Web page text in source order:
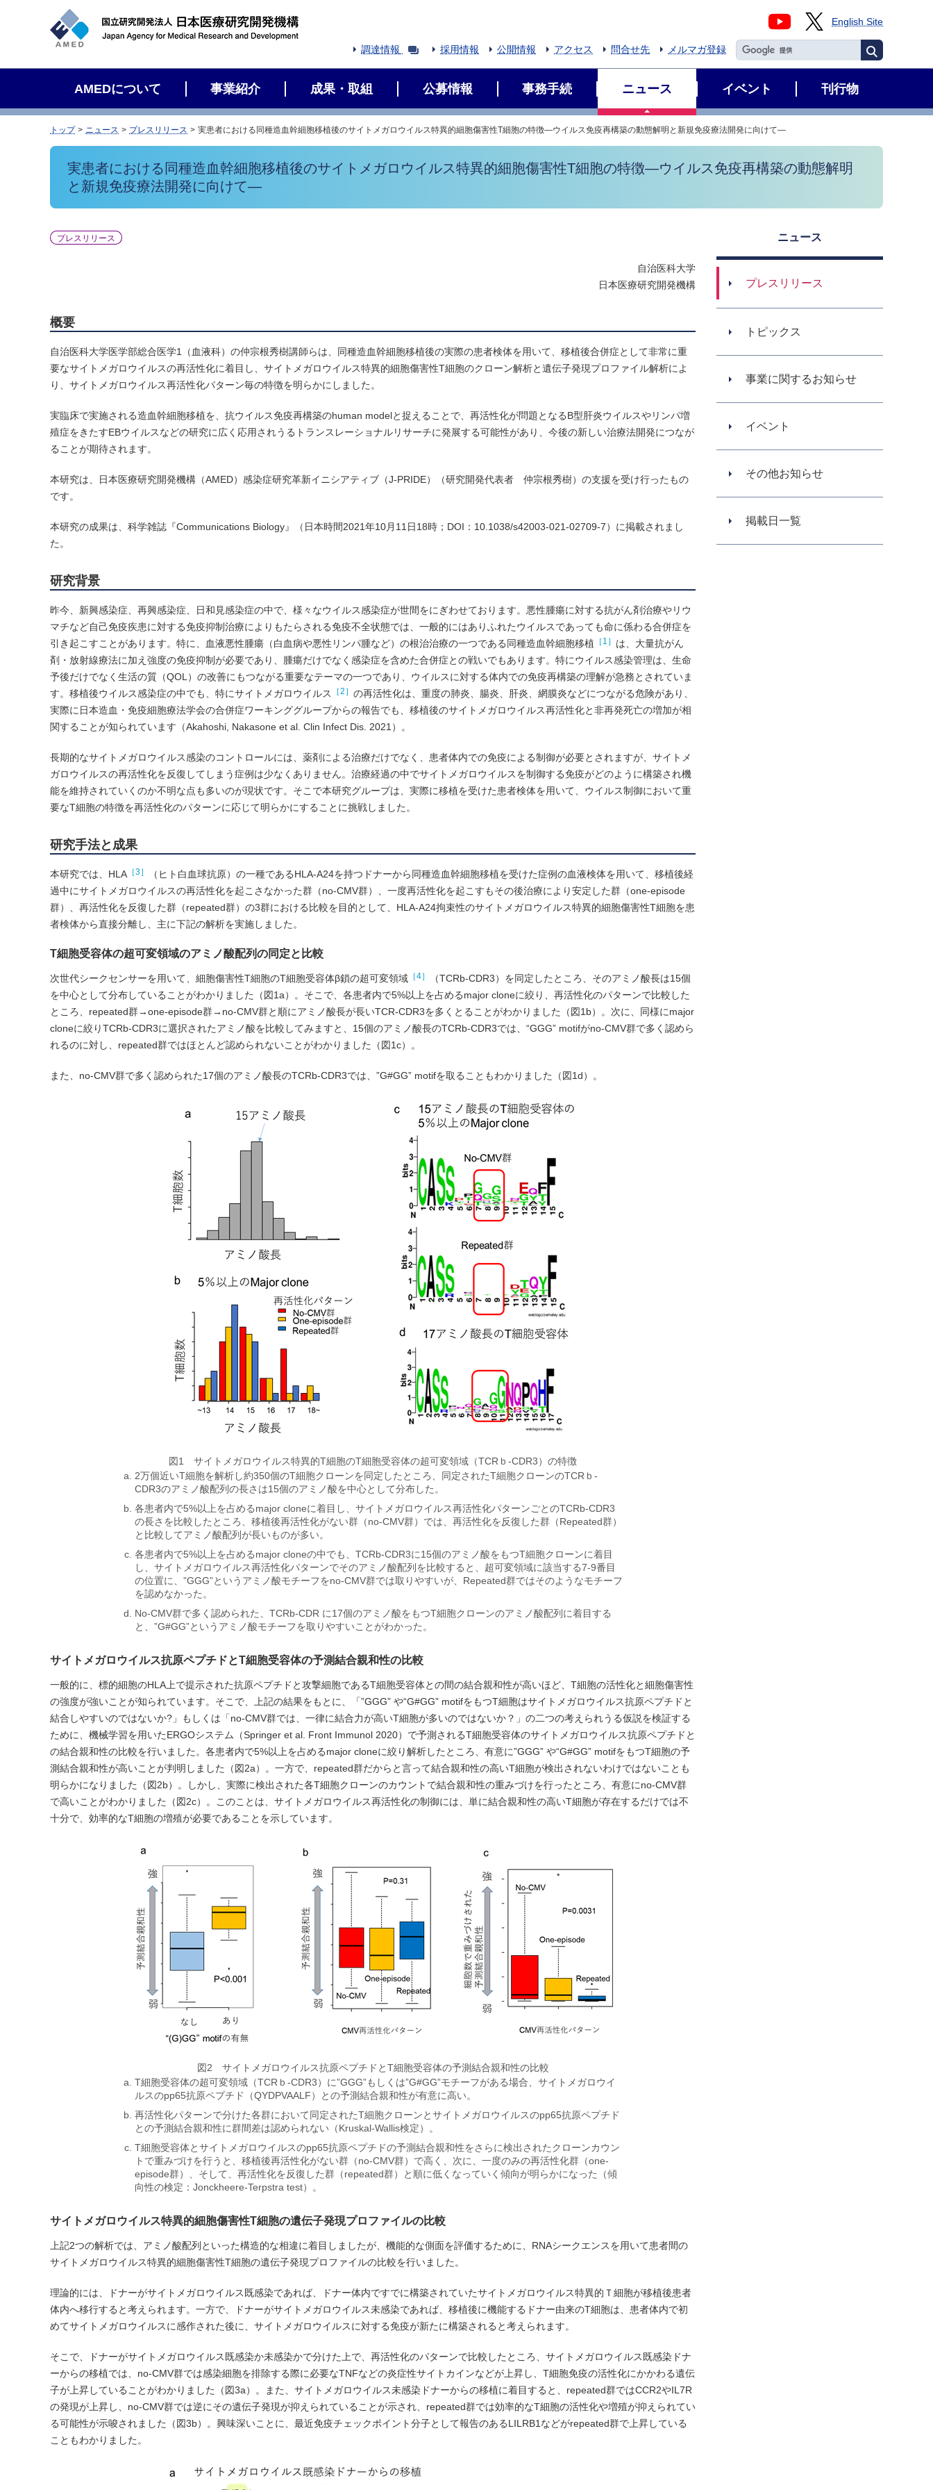
English Site
調達情報 採用情報 公開情報 アクセス 問合せ先 メルマガ登録
AMEDについて 事業紹介 成果・取組 公募情報 事務手続 ニュース イベント 刊行物
トップ ニュース プレスリリース 実患者における同種造血幹細胞移植後のサイトメガロウイルス特異的細胞傷害性T細胞の特徴―ウイルス免疫再構築の動態解明と新規免疫療法開発に向けて―
実患者における同種造血幹細胞移植後のサイトメガロウイルス特異的細胞傷害性T細胞の特徴―ウイルス免疫再構築の動態解明
と新規免疫療法開発に向けて―
プレスリリース
自治医科大学
日本医療研究開発機構
概要
自治医科大学医学部総合医学1（血液科）の仲宗根秀樹講師らは、同種造血幹細胞移植後の実際の患者検体を用いて、移植後合併症として非常に重
要なサイトメガロウイルスの再活性化に着目し、サイトメガロウイルス特異的細胞傷害性T細胞のクローン解析と遺伝子発現プロファイル解析によ
り、サイトメガロウイルス再活性化パターン毎の特徴を明らかにしました。
実臨床で実施される造血幹細胞移植を、抗ウイルス免疫再構築のhuman modelと捉えることで、再活性化が問題となるB型肝炎ウイルスやリンパ増
殖症をきたすEBウイルスなどの研究に広く応用されうるトランスレーショナルリサーチに発展する可能性があり、今後の新しい治療法開発につなが
ることが期待されます。
本研究は、日本医療研究開発機構（AMED）感染症研究革新イニシアティブ（J-PRIDE）（研究開発代表者 仲宗根秀樹）の支援を受け行ったもの
です。
本研究の成果は、科学雑誌『Communications Biology』（日本時間2021年10月11日18時；DOI：10.1038/s42003-021-02709-7）に掲載されまし
た。
研究背景
昨今、新興感染症、再興感染症、日和見感染症の中で、様々なウイルス感染症が世間をにぎわせております。悪性腫瘍に対する抗がん剤治療やリウ
マチなど自己免疫疾患に対する免疫抑制治療によりもたらされる免疫不全状態では、一般的にはありふれたウイルスであっても命に係わる合併症を
引き起こすことがあります。特に、血液悪性腫瘍（白血病や悪性リンパ腫など）の根治治療の一つである同種造血幹細胞移植 ［1］ は、大量抗がん
剤・放射線療法に加え強度の免疫抑制が必要であり、腫瘍だけでなく感染症を含めた合併症との戦いでもあります。特にウイルス感染管理は、生命
予後だけでなく生活の質（QOL）の改善にもつながる重要なテーマの一つであり、ウイルスに対する体内での免疫再構築の理解が急務とされていま
す。移植後ウイルス感染症の中でも、特にサイトメガロウイルス
［2］ の再活性化は、重度の肺炎、腸炎、肝炎、網膜炎などにつながる危険があり、
実際に日本造血・免疫細胞療法学会の合併症ワーキンググループからの報告でも、移植後のサイトメガロウイルス再活性化と非再発死亡の増加が相
関することが知られています（Akahoshi, Nakasone et al. Clin Infect Dis. 2021）。
長期的なサイトメガロウイルス感染のコントロールには、薬剤による治療だけでなく、患者体内での免疫による制御が必要とされますが、サイトメ
ガロウイルスの再活性化を反復してしまう症例は少なくありません。治療経過の中でサイトメガロウイルスを制御する免疫がどのように構築され機
能を維持されていくのか不明な点も多いのが現状です。そこで本研究グループは、実際に移植を受けた患者検体を用いて、ウイルス制御において重
要なT細胞の特徴を再活性化のパターンに応じて明らかにすることに挑戦しました。
研究手法と成果
本研究では、HLA ［3］
（ヒト白血球抗原）の一種であるHLA-A24を持つドナーから同種造血幹細胞移植を受けた症例の血液検体を用いて、移植後経
過中にサイトメガロウイルスの再活性化を起こさなかった群（no-CMV群）、一度再活性化を起こすもその後治療により安定した群（one-episode
群）、再活性化を反復した群（repeated群）の3群における比較を目的として、HLA-A24拘束性のサイトメガロウイルス特異的細胞傷害性T細胞を患
者検体から直接分離し、主に下記の解析を実施しました。
T細胞受容体の超可変領域のアミノ酸配列の同定と比較
次世代シークセンサーを用いて、細胞傷害性T細胞のT細胞受容体β鎖の超可変領域 ［4］
（TCRb-CDR3）を同定したところ、そのアミノ酸長は15個
を中心として分布していることがわかりました（図1a）。そこで、各患者内で5%以上を占めるmajor cloneに絞り、再活性化のパターンで比較した
ところ、repeated群→one-episode群→no-CMV群と順にアミノ酸長が長いTCR-CDR3を多くとることがわかりました（図1b）。次に、同様にmajor
cloneに絞りTCRb-CDR3に選択されたアミノ酸を比較してみますと、15個のアミノ酸長のTCRb-CDR3では、“GGG” motifがno-CMV群で多く認めら
れるのに対し、repeated群ではほとんど認められないことがわかりました（図1c）。
また、no-CMV群で多く認められた17個のアミノ酸長のTCRb-CDR3では、”G#GG” motifを取ることもわかりました（図1d）。
図1 サイトメガロウイルス特異的T細胞のT細胞受容体の超可変領域（TCRｂ-CDR3）の特徴
2万個近いT細胞を解析し約350個のT細胞クローンを同定したところ、同定されたT細胞クローンのTCRｂ-
CDR3のアミノ酸配列の長さは15個のアミノ酸を中心として分布した。
各患者内で5%以上を占めるmajor cloneに着目し、サイトメガロウイルス再活性化パターンごとのTCRb-CDR3
の長さを比較したところ、移植後再活性化がない群（no-CMV群）では、再活性化を反復した群（Repeated群）
と比較してアミノ酸配列が長いものが多い。
各患者内で5%以上を占めるmajor cloneの中でも、TCRb-CDR3に15個のアミノ酸をもつT細胞クローンに着目
し、サイトメガロウイルス再活性化パターンでそのアミノ酸配列を比較すると、超可変領域に該当する7-9番目
の位置に、”GGG”というアミノ酸モチーフをno-CMV群では取りやすいが、Repeated群ではそのようなモチーフ
を認めなかった。
No-CMV群で多く認められた、TCRb-CDR に17個のアミノ酸をもつT細胞クローンのアミノ酸配列に着目する
と、”G#GG”というアミノ酸モチーフを取りやすいことがわかった。
サイトメガロウイルス抗原ペプチドとT細胞受容体の予測結合親和性の比較
一般的に、標的細胞のHLA上で提示された抗原ペプチドと攻撃細胞であるT細胞受容体との間の結合親和性が高いほど、T細胞の活性化と細胞傷害性
の強度が強いことが知られています。そこで、上記の結果をもとに、「”GGG” や“G#GG” motifをもつT細胞はサイトメガロウイルス抗原ペプチドと
結合しやすいのではないか?」もしくは「no-CMV群では、一律に結合力が高いT細胞が多いのではないか？」の二つの考えられうる仮説を検証する
ために、機械学習を用いたERGOシステム（Springer et al. Front Immunol 2020）で予測されるT細胞受容体のサイトメガロウイルス抗原ペプチドと
の結合親和性の比較を行いました。各患者内で5%以上を占めるmajor cloneに絞り解析したところ、有意に”GGG” や“G#GG” motifをもつT細胞の予
測結合親和性が高いことが判明しました（図2a）。一方で、repeated群だからと言って結合親和性の高いT細胞が検出されないわけではないことも
明らかになりました（図2b）。しかし、実際に検出された各T細胞クローンのカウントで結合親和性の重みづけを行ったところ、有意にno-CMV群
で高いことがわかりました（図2c）。このことは、サイトメガロウイルス再活性化の制御には、単に結合親和性の高いT細胞が存在するだけでは不
十分で、効率的なT細胞の増殖が必要であることを示しています。
図2 サイトメガロウイルス抗原ペプチドとT細胞受容体の予測結合親和性の比較
T細胞受容体の超可変領域（TCRｂ-CDR3）に”GGG”もしくは”G#GG”モチーフがある場合、サイトメガロウイ
ルスのpp65抗原ペプチド（QYDPVAALF）との予測結合親和性が有意に高い。
再活性化パターンで分けた各群において同定されたT細胞クローンとサイトメガロウイルスのpp65抗原ペプチド
との予測結合親和性に群間差は認められない（Kruskal-Wallis検定）。
T細胞受容体とサイトメガロウイルスのpp65抗原ペプチドの予測結合親和性をさらに検出されたクローンカウン
トで重みづけを行うと、移植後再活性化がない群（no-CMV群）で高く、次に、一度のみの再活性化群（one-
episode群）、そして、再活性化を反復した群（repeated群）と順に低くなっていく傾向が明らかになった（傾
向性の検定：Jonckheere-Terpstra test）。
サイトメガロウイルス特異的細胞傷害性T細胞の遺伝子発現プロファイルの比較
上記2つの解析では、アミノ酸配列といった構造的な相違に着目しましたが、機能的な側面を評価するために、RNAシークエンスを用いて患者間の
サイトメガロウイルス特異的細胞傷害性T細胞の遺伝子発現プロファイルの比較を行いました。
理論的には、ドナーがサイトメガロウイルス既感染であれば、ドナー体内ですでに構築されていたサイトメガロウイルス特異的Ｔ細胞が移植後患者
体内へ移行すると考えられます。一方で、ドナーがサイトメガロウイルス未感染であれば、移植後に機能するドナー由来のT細胞は、患者体内で初
めてサイトメガロウイルスに感作された後に、サイトメガロウイルスに対する免疫が新たに構築されると考えられます。
そこで、ドナーがサイトメガロウイルス既感染か未感染かで分けた上で、再活性化のパターンで比較したところ、サイトメガロウイルス既感染ドナ
ーからの移植では、no-CMV群では感染細胞を排除する際に必要なTNFなどの炎症性サイトカインなどが上昇し、T細胞免疫の活性化にかかわる遺伝
子が上昇していることがわかりました（図3a）。また、サイトメガロウイルス未感染ドナーからの移植に着目すると、repeated群ではCCR2やIL7R
の発現が上昇し、no-CMV群では逆にその遺伝子発現が抑えられていることが示され、repeated群では効率的なT細胞の活性化や増殖が抑えられてい
る可能性が示唆されました（図3b）。興味深いことに、最近免疫チェックポイント分子として報告のあるLILRB1などがrepeated群で上昇している
こともわかりました。
ニュース
プレスリリース
トピックス
事業に関するお知らせ
イベント
その他お知らせ
掲載日一覧